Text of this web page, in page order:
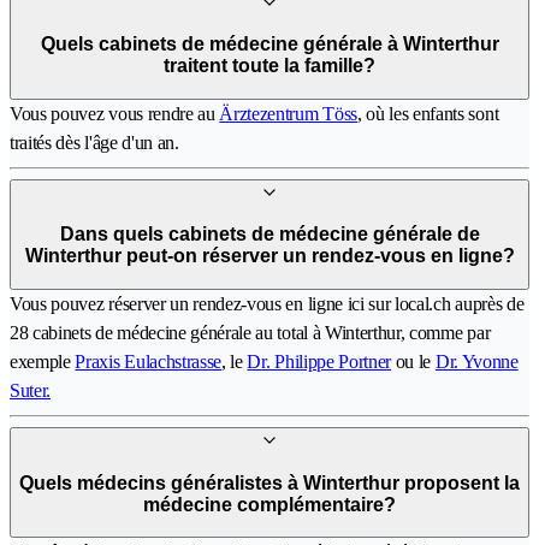
Quels cabinets de médecine générale à Winterthur
traitent toute la famille?
Vous pouvez vous rendre au Ärztezentrum Töss, où les enfants sont
traités dès l'âge d'un an.
Dans quels cabinets de médecine générale de
Winterthur peut-on réserver un rendez-vous en ligne?
Vous pouvez réserver un rendez-vous en ligne ici sur local.ch auprès de
28 cabinets de médecine générale au total à Winterthur, comme par
exemplePraxis Eulachstrasse, leDr. Philippe Portnerou le Dr. Yvonne
Suter.
Quels médecins généralistes à Winterthur proposent la
médecine complémentaire?